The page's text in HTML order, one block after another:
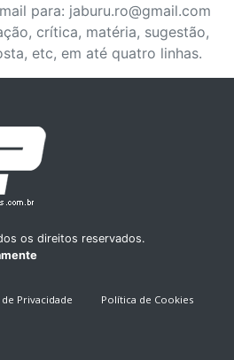
para: jaburu.ro@gmail.com
crítica, matéria, sugestão,
etc, em até quatro linhas.
os direitos reservados.
Privacidade Política de Cookies